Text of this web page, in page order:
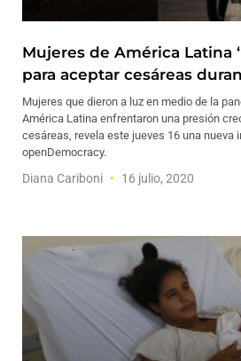
Mujeres de América Latina
para aceptar cesáreas
Mujeres que dieron a luz en medio de la
América Latina enfrentaron una presión
cesáreas, revela este jueves 16 una nueva
openDemocracy.
Diana Cariboni 16 julio, 2020